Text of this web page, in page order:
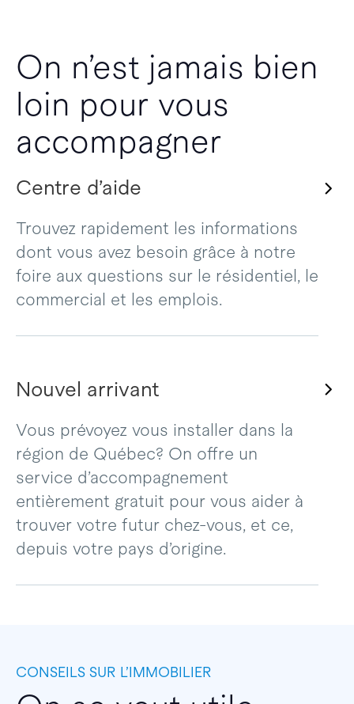
On n’est jamais bien
loin pour vous
accompagner
Centre d’aide
Trouvez rapidement les informations
dont vous avez besoin grâce à notre
foire aux questions sur le résidentiel, le
commercial et les emplois.
Nouvel arrivant
Vous prévoyez vous installer dans la
région de Québec? On offre un
service d’accompagnement
entièrement gratuit pour vous aider à
trouver votre futur chez-vous, et ce,
depuis votre pays d’origine.
CONSEILS SUR L’IMMOBILIER